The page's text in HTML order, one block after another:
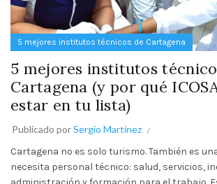
5 mejores institutos técnicos de Cartagena
5 mejores institutos
Cartagena (y por qué
estar en tu lista)
Publicado porSergio Martinez
Cartagena no es solo turismo. También es
necesita personal técnico: salud, servicios,